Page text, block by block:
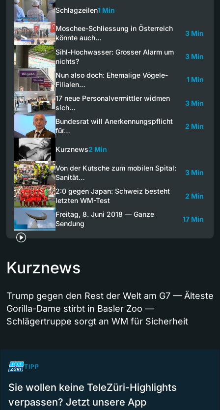
Schlagzeilen1 Min
Moschee-Schliessung in Österreich
könnte auch…
3 Min
Sihl-Hochwasser: Grosser Alarm um
nichts?
3 Min
Nun also doch: Ehemalige Vögele-
Filialen…
1 Min
17 neue Personalvermittler widmen
sich…
3 Min
Bundesrat will Anerkennungspflicht
für…
2 Min
Kurznews2 Min
Von der Kutsche zum mobilen Spital:
Sanität…
3 Min
2:0 gegen Japan: Schweiz besteht
letzten WM-Test
2 Min
Freitag, 8. Juni 2018 — Ganze
Sendung
17 Min
Kurznews
Trump gegen den Rest der Welt am G7 — Älteste
Gorilla-Dame stirbt in Basler Zoo —
Schlägertruppe sorgt an WM für Sicherheit
TIPP
Sie wollen keine TeleZüri-Highlights
verpassen? Jetzt unsere App